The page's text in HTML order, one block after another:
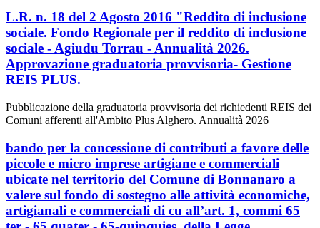
L.R. n. 18 del 2 Agosto 2016 "Reddito di inclusione
sociale. Fondo Regionale per il reddito di inclusione
sociale - Agiudu Torrau - Annualità 2026.
Approvazione graduatoria provvisoria- Gestione
REIS PLUS.
Pubblicazione della graduatoria provvisoria dei richiedenti REIS dei
Comuni afferenti all'Ambito Plus Alghero. Annualità 2026
bando per la concessione di contributi a favore delle
piccole e micro imprese artigiane e commerciali
ubicate nel territorio del Comune di Bonnanaro a
valere sul fondo di sostegno alle attività economiche,
artigianali e commerciali di cu all’art. 1, commi 65